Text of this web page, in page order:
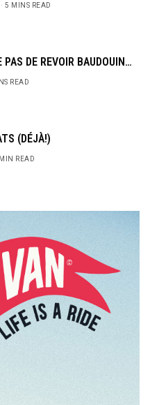
5 MINS READ
PAS DE REVOIR BAUDOUIN…
READ
(DÉJÀ!)
READ